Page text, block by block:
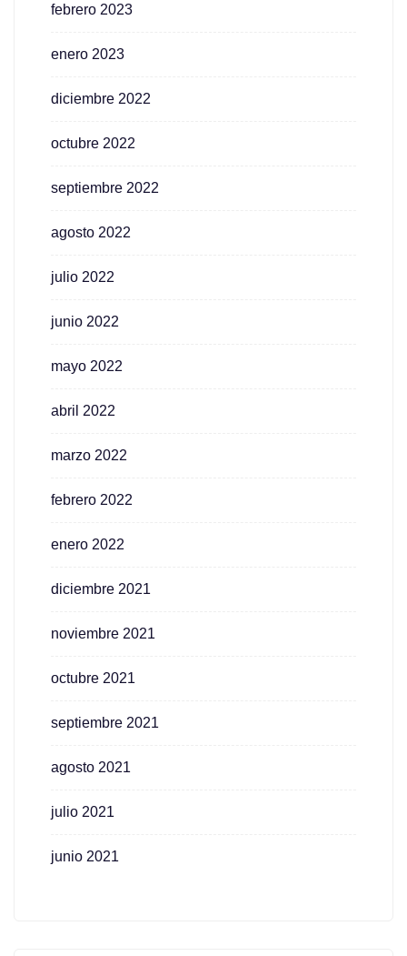
febrero 2023
enero 2023
diciembre 2022
octubre 2022
septiembre 2022
agosto 2022
julio 2022
junio 2022
mayo 2022
abril 2022
marzo 2022
febrero 2022
enero 2022
diciembre 2021
noviembre 2021
octubre 2021
septiembre 2021
agosto 2021
julio 2021
junio 2021